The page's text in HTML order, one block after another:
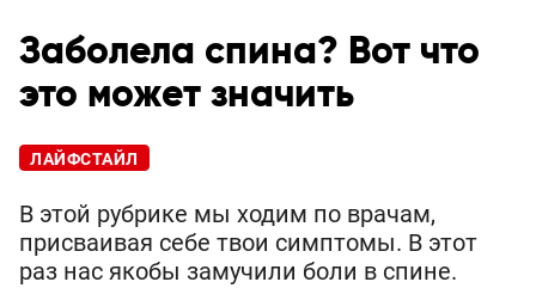
Заболела спина? Вот что
это может значить
ЛАЙФСТАЙЛ
В этой рубрике мы ходим по врачам,
присваивая себе твои симптомы. В этот
раз нас якобы замучили боли в спине.